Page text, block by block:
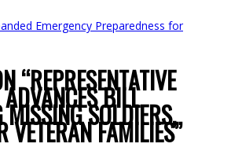
Emergency Preparedness for
“REPRESENTATIVE
BILL
MISSING SOLDIERS,
VETERAN FAMILIES”